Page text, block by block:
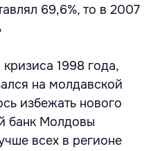
69,6%, то в 2007
1998 года,
на молдавской
избежать нового
банк Молдовы
всех в регионе